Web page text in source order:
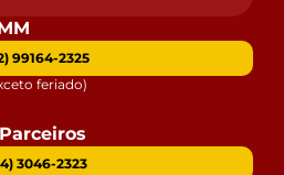
99164-2325
feriado)
3046-2323